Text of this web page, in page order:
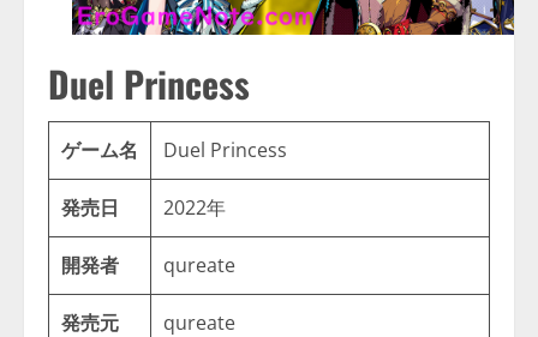
Duel Princess
ゲーム名 Duel Princess
発売日 2022年
開発者 qureate
発売元 qureate